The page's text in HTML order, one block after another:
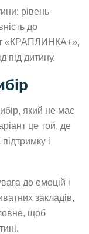
рівень
до
«КРАПЛИНКА+»,
під дитину.
який не має
це той, де
і
до емоцій і
закладів,
щоб